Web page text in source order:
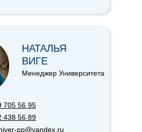
705 56 95
438 56 89
pp@yandex.ru
НАТАЛЬЯ
ВИГЕ
Менеджер Университета